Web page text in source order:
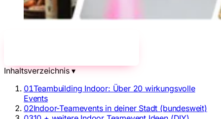
Inhaltsverzeichnis▾
01Teambuilding Indoor: Über 20 wirkungsvolle
Events
02Indoor-Teamevents in deiner Stadt (bundesweit)